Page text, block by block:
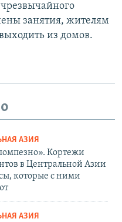
занятия, жителям
из домов.
АЗИЯ
Кортежи
в Центральной Азии
которые с ними
АЗИЯ